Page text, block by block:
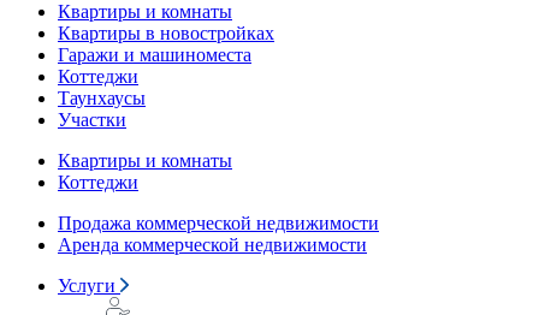
Квартиры и комнаты
Квартиры в новостройках
Гаражи и машиноместа
Коттеджи
Таунхаусы
Участки
Квартиры и комнаты
Коттеджи
Продажа коммерческой недвижимости
Аренда коммерческой недвижимости
Услуги